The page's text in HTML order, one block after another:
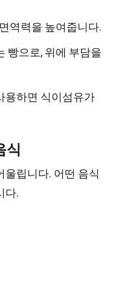
역력을 높여줍니다.
빵으로, 위에 부담을
용하면 식이섬유가
식
울립니다. 어떤 음식
다.